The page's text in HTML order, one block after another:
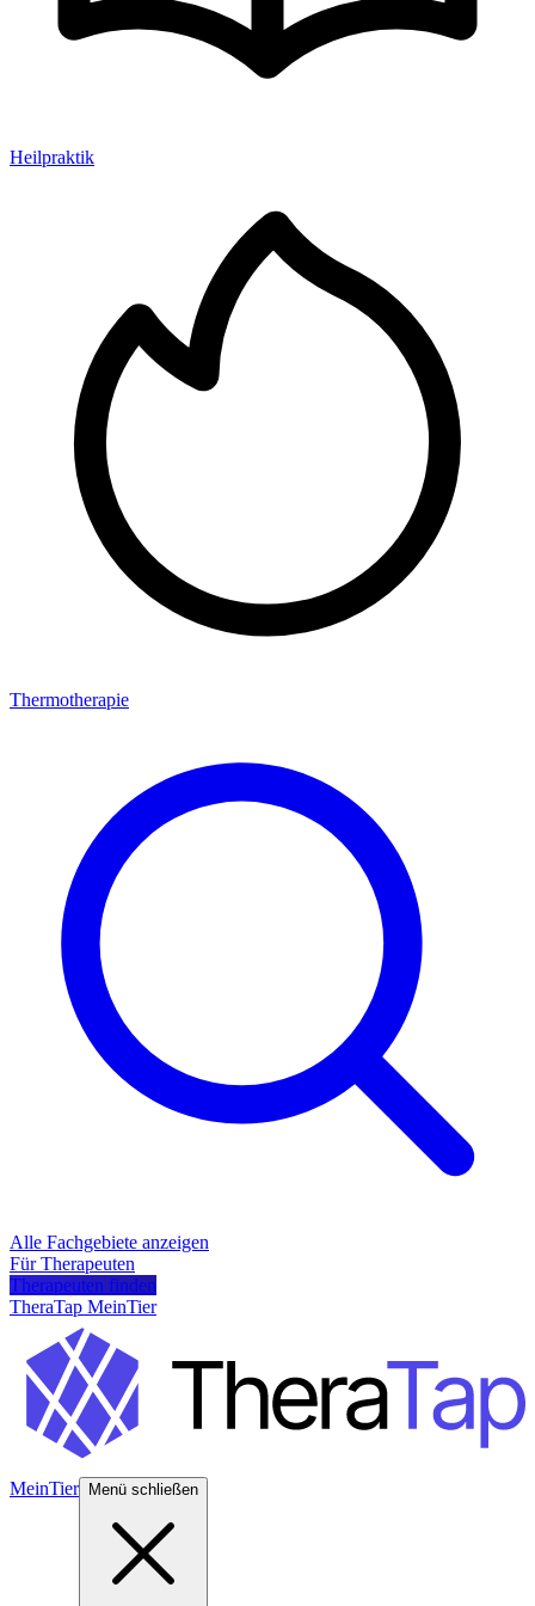
Heilpraktik
Thermotherapie
Alle Fachgebiete anzeigen
Für Therapeuten
Therapeuten finden
TheraTap MeinTier
MeinTier Menü schließen